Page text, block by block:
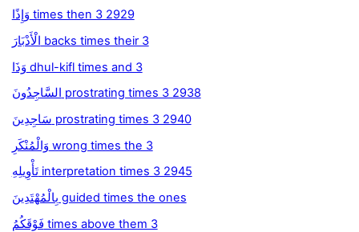
وَإِذًا times then 3 2929
الْأَدْبَارَ backs times their 3
وَذَا dhul-kifl times and 3
السَّاجِدُونَ prostrating times 3 2938
سَاجِدِينَ prostrating times 3 2940
وَالْمُنْكَرِ wrong times the 3
تَأْوِيلِهِ interpretation times 3 2945
بِالْمُهْتَدِينَ guided times the ones
فَوْقَكُمُ times above them 3